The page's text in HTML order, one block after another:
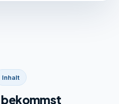
Inhalt
bekommst